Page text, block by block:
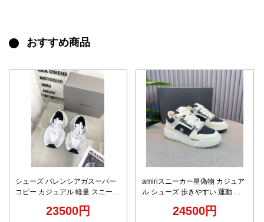
おすすめ商品
シューズ バレンシアガスーパー
コピー カジュアル 軽量 スニーカ
23500円
amiriスニーカー星偽物 カジュア
ル シューズ 歩きやすい 運動 ラ
24500円